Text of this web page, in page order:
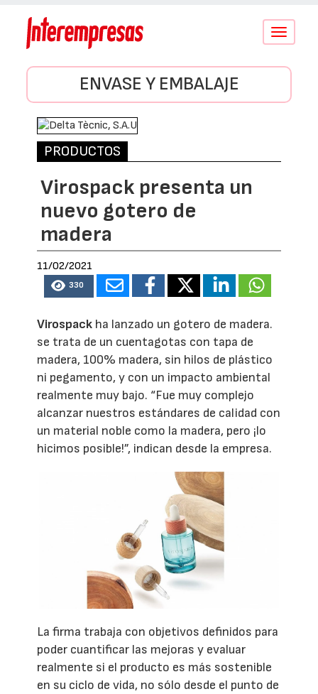
Conmutar
ENVASE Y EMBALAJE
PRODUCTOS
Virospack presenta un
nuevo gotero de
madera
11/02/2021
330
Virospack ha lanzado un gotero de madera.
se trata de un cuentagotas con tapa de
madera, 100% madera, sin hilos de plástico
ni pegamento, y con un impacto ambiental
realmente muy bajo. “Fue muy complejo
alcanzar nuestros estándares de calidad con
un material noble como la madera, pero ¡lo
hicimos posible!”, indican desde la empresa.
La firma trabaja con objetivos definidos para
poder cuantificar las mejoras y evaluar
realmente si el producto es más sostenible
en su ciclo de vida, no sólo desde el punto de